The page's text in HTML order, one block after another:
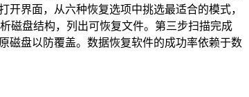
界面，从六种恢复选项中挑选最适合的模式，
磁盘结构，列出可恢复文件。第三步扫描完成
磁盘以防覆盖。数据恢复软件的成功率依赖于数